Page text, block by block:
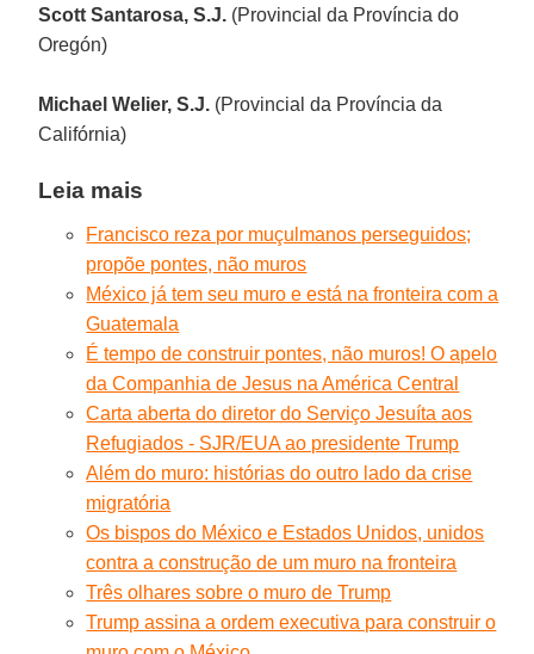
Scott Santarosa, S.J. (Provincial da Província do
Oregón)
Michael Welier, S.J. (Provincial da Província da
Califórnia)
Leia mais
Francisco reza por muçulmanos perseguidos;
propõe pontes, não muros
México já tem seu muro e está na fronteira com a
Guatemala
É tempo de construir pontes, não muros! O apelo
da Companhia de Jesus na América Central
Carta aberta do diretor do Serviço Jesuíta aos
Refugiados - SJR/EUA ao presidente Trump
Além do muro: histórias do outro lado da crise
migratória
Os bispos do México e Estados Unidos, unidos
contra a construção de um muro na fronteira
Três olhares sobre o muro de Trump
Trump assina a ordem executiva para construir o